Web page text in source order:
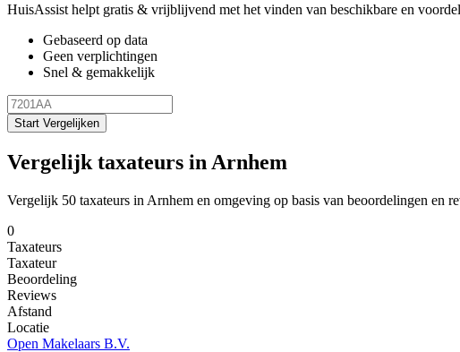
HuisAssist helpt gratis & vrijblijvend met het vinden van beschikbare en
Gebaseerd op data
Geen verplichtingen
Snel & gemakkelijk
Start Vergelijken
Vergelijk taxateurs in Arnhem
Vergelijk 50 taxateurs in Arnhem en omgeving op basis van beoordelingen en
0
Taxateurs
Taxateur
Beoordeling
Reviews
Afstand
Locatie
Open Makelaars B.V.